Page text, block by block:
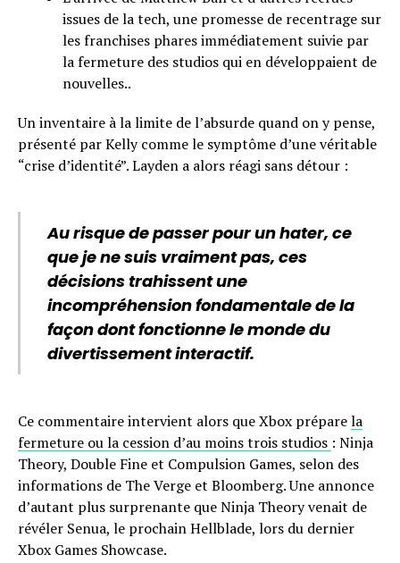
issues de la tech, une promesse de recentrage sur
les franchises phares immédiatement suivie par
la fermeture des studios qui en développaient de
nouvelles..
Un inventaire à la limite de l’absurde quand on y pense,
présenté par Kelly comme le symptôme d’une véritable
“crise d’identité”. Layden a alors réagi sans détour :
Au risque de passer pour un hater, ce
que je ne suis vraiment pas, ces
décisions trahissent une
incompréhension fondamentale de la
façon dont fonctionne le monde du
divertissement interactif.
Ce commentaire intervient alors que Xbox préparela
fermeture ou la cession d’au moins trois studios : Ninja
Theory, Double Fine et Compulsion Games, selon des
informations de The Verge et Bloomberg. Une annonce
d’autant plus surprenante que Ninja Theory venait de
révéler Senua, le prochain Hellblade, lors du dernier
Xbox Games Showcase.